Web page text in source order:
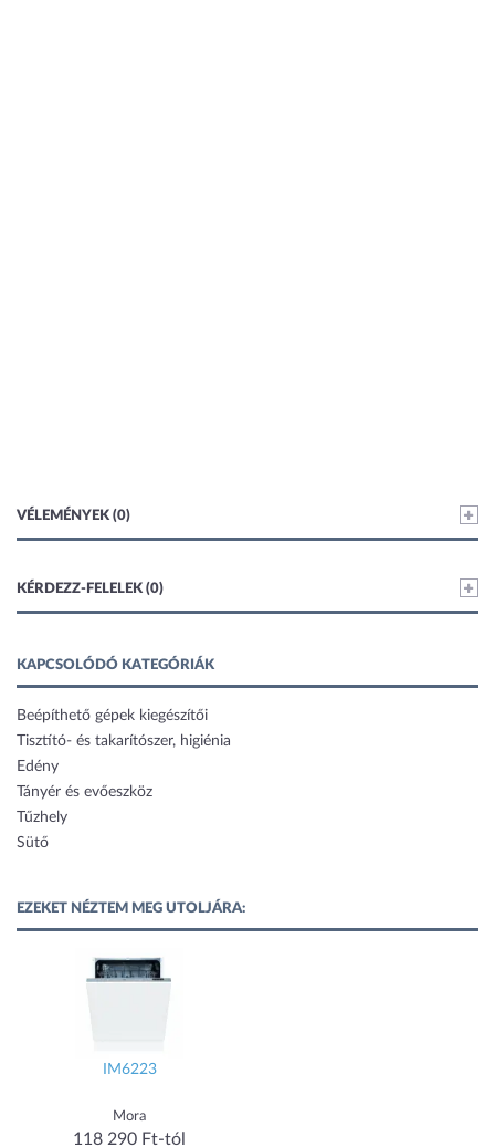
VÉLEMÉNYEK (0)
KÉRDEZZ-FELELEK (0)
KAPCSOLÓDÓ KATEGÓRIÁK
Beépíthető gépek kiegészítői
Tisztító- és takarítószer, higiénia
Edény
Tányér és evőeszköz
Tűzhely
Sütő
EZEKET NÉZTEM MEG UTOLJÁRA:
IM6223
Mora
118 290 Ft-tól